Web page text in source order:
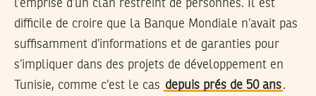
l’emprise d’un clan restreint de personnes. Il est
difficile de croire que la Banque Mondiale n’avait pas
suffisamment d’informations et de garanties pour
s’impliquer dans des projets de développement en
Tunisie, comme c’est le cas depuis prés de 50 ans.